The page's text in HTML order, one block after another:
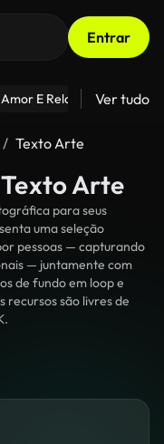
Entrar
Amor E Relacionamentos
Ver tudo
Texto Arte
Arte
para seus
uma seleção
pessoas — capturando
— juntamente com
de fundo em loop e
recursos são livres de